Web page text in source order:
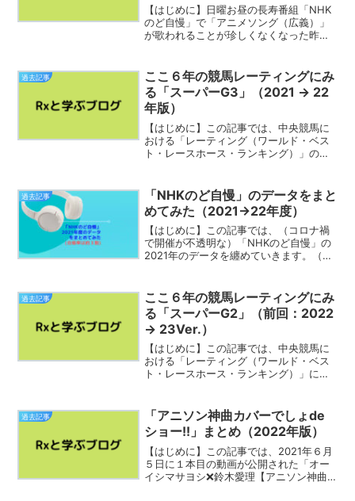
【はじめに】日曜お昼の長寿番組「NHK
のど自慢」で「アニメソング（広義）」
が歌われることが珍しくなくなった昨
ます。（↑）元の記事のデータが重くな
ってきたので、集...
過去記事
ここ６年の競馬レーティングにみ
る「スーパーG3」（2021 → 22
年版）
【はじめに】この記事では、中央競馬に
おける「レーティング（ワールド・ベス
ト・レースホース・ランキング）」の値
ティングにみる「スーパーG3」とは一体
どのレースなのか見てい...
過去記事
「NHKのど自慢」のデータをまと
めてみた（2021→22年度）
【はじめに】この記事では、（コロナ禍
で開催が不透明な）「NHKのど自慢」の
2021年のデータを纏めていきます。（参
☆「NHKのど自慢（2021年）」のデータ
をまとめて...
過去記事
ここ６年の競馬レーティングにみ
る「スーパーG2」（前回：2022
→ 23Ver.）
【はじめに】この記事では、中央競馬に
おける「レーティング（ワールド・ベス
ト・レースホース・ランキング）」につ
みました。今回は『スーパーG2』と呼ば
れるレースに関する結...
過去記事
「アニソン神曲カバーでしょde
ショー!!」まとめ（2022年版）
【はじめに】この記事では、2021年６月
５日に１本目の動画が公開された「オー
イシマサヨシ❌鈴木愛理【アニソン神曲